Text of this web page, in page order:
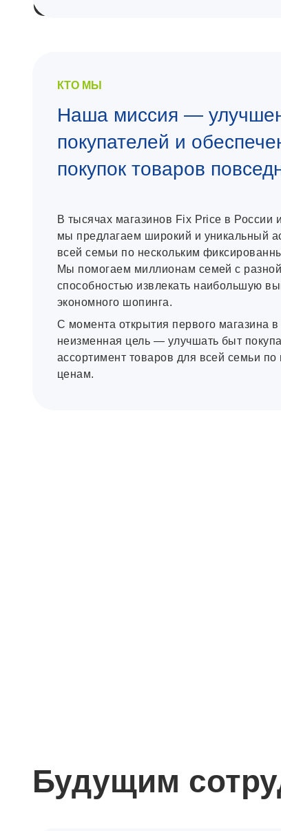
КТО МЫ
Наша миссия —
покупателей и
покупок товаров
В тысячах магазинов Fix Price в России
мы предлагаем широкий и уникальный
всей семьи по нескольким
Мы помогаем миллионам семей с разной
способностью извлекать наибольшую
экономного шопинга.
C момента открытия первого магазина
неизменная цель — улучшать быт
ассортимент товаров для всей семьи
ценам.
Будущим